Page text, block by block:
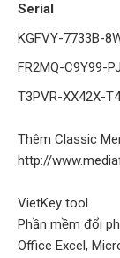
Serial
KGFVY-7733B-
FR2MQ-C9Y99-
T3PVR-XX42X-
Thêm Classic
http://
VietKey tool
Phần mềm đổi
Office Excel,